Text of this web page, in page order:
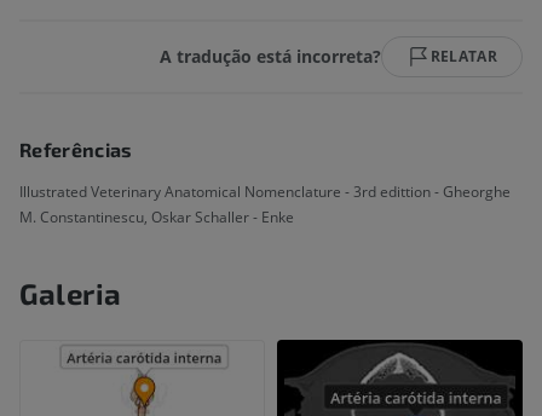
A tradução está incorreta? RELATAR
Referências
Illustrated Veterinary Anatomical Nomenclature - 3rd edittion - Gheorghe
M. Constantinescu, Oskar Schaller - Enke
Galeria